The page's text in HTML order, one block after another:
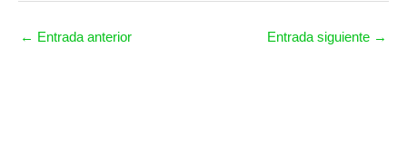
← Entrada anterior Entrada siguiente →